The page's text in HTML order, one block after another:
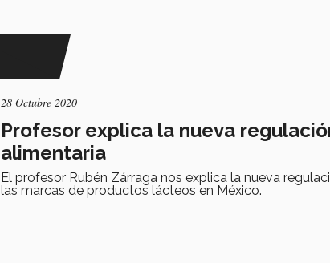
28 Octubre 2020
Profesor explica la nueva
alimentaria
El profesor Rubén Zárraga nos explica la nueva
las marcas de productos lácteos en México.